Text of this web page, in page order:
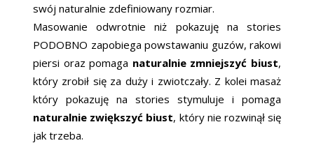
swój naturalnie zdefiniowany rozmiar.
Masowanie odwrotnie niż pokazuję na stories
PODOBNO zapobiega powstawaniu guzów, rakowi
piersi oraz pomaga naturalnie zmniejszyć biust,
który zrobił się za duży i zwiotczały. Z kolei masaż
który pokazuję na stories stymuluje i pomaga
naturalnie zwiększyć biust, który nie rozwinął się
jak trzeba.